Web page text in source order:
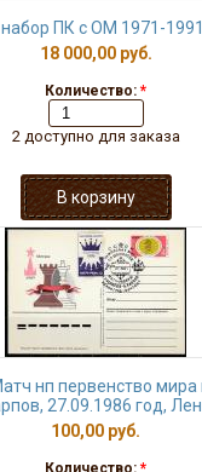
ПК с ОМ 1971-
18 000,00 руб.
Количество: *
2 доступно для заказа
нп первенство мира
27.09.1986 год,
100,00 руб.
Количество: *